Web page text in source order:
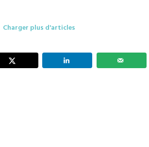
Charger plus d'articles